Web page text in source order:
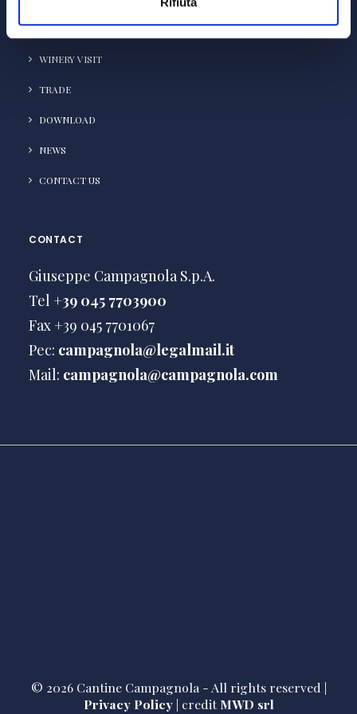
WINE EXPERIENCE
WINERY VISIT
TRADE
DOWNLOAD
NEWS
CONTACT US
CONTACT
Giuseppe Campagnola S.p.A.
Tel +39 045 7703900
Fax +39 045 7701067
Pec: campagnola@legalmail.it
Mail: campagnola@campagnola.com
© 2026 Cantine Campagnola - All rights reserved |
Privacy Policy| credit MWD srl